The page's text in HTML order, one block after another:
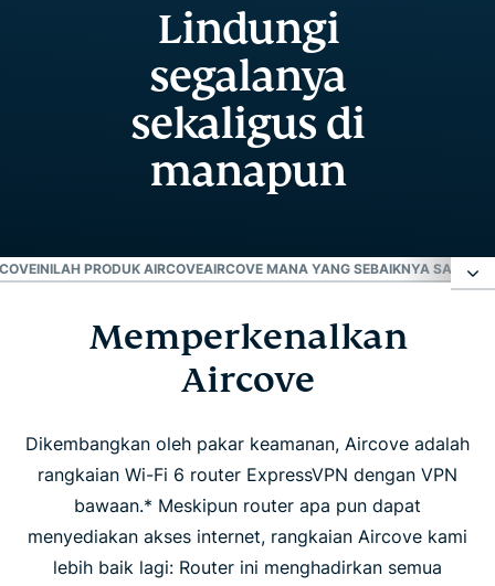
Lindungi
segalanya
sekaligus di
manapun
INILAH PRODUK AIRCOVEAIRCOVE MANA YANG SEBAIKNYA SAYA
Memperkenalkan Aircove
Rasakan perbedaan Aircove
Inilah produk Aircove
Aircove mana yang sebaiknya saya dapatkan?
Memperkenalkan
Aircove
Dikembangkan oleh pakar keamanan, Aircove adalah
rangkaian Wi-Fi 6 router ExpressVPN dengan VPN
bawaan.* Meskipun router apa pun dapat
menyediakan akses internet, rangkaian Aircove kami
lebih baik lagi: Router ini menghadirkan semua